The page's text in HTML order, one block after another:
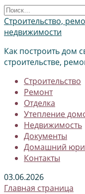
Перейти
к
содержанию
Search
for:
Строительство,
недвижимости
Как построить дом
строительстве,
Строительство
Ремонт
Отделка
Утепление
Недвижимость
Документы
Домашний
Контакты
03.06.2026
Главная страница